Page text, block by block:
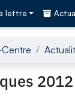
lettre
Centre
2012